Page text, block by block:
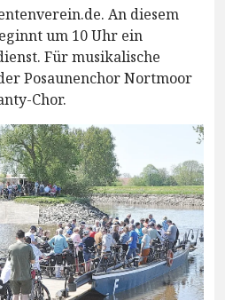
An diesem
um 10 Uhr ein
Für musikalische
Posaunenchor Nortmoor
Chor.